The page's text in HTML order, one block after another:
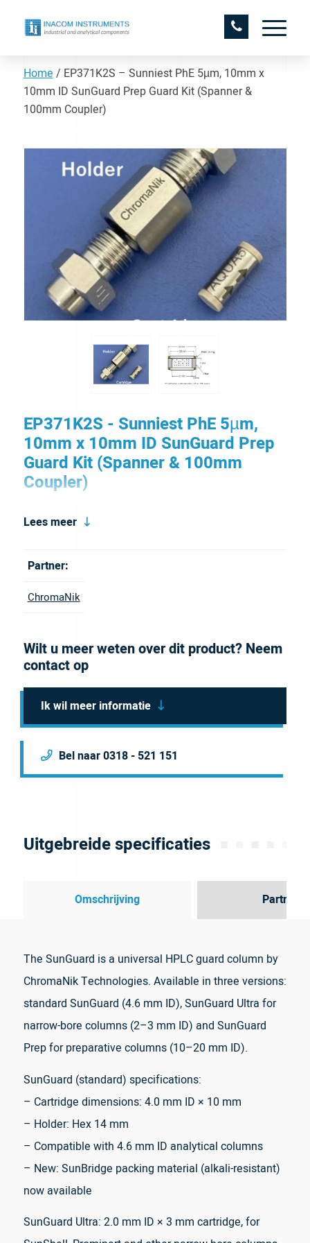
Home / EP371K2S – Sunniest PhE 5µm, 10mm x
10mm ID SunGuard Prep Guard Kit (Spanner &
100mm Coupler)
EP371K2S - Sunniest PhE 5µm,
10mm x 10mm ID SunGuard Prep
Guard Kit (Spanner & 100mm
Coupler)
SunGuard guard columns protect your analytical
service life.
Lees meer
Partner:
ChromaNik
Wilt u meer weten over dit product? Neem
contact op
Ik wil meer informatie
Bel naar 0318 - 521 151
Uitgebreide specificaties
Omschrijving Partner
The SunGuard is a universal HPLC guard column by
ChromaNik Technologies. Available in three versions:
standard SunGuard (4.6 mm ID), SunGuard Ultra for
narrow-bore columns (2–3 mm ID) and SunGuard
Prep for preparative columns (10–20 mm ID).
SunGuard (standard) specifications:
– Cartridge dimensions: 4.0 mm ID × 10 mm
– Holder: Hex 14 mm
– Compatible with 4.6 mm ID analytical columns
– New: SunBridge packing material (alkali-resistant)
now available
SunGuard Ultra: 2.0 mm ID × 3 mm cartridge, for